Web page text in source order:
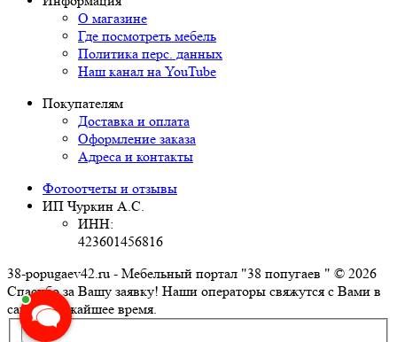
О магазине
Где посмотреть мебель
Политика перс. данных
Наш канал на YouTube
Покупателям
Доставка и оплата
Оформление заказа
Адреса и контакты
Фотоотчеты и отзывы
ИП Чуркин А.С.
ИНН:
423601456816
38-popugaev42.ru - Мебельный портал "38 попугаев " © 2026
Спасибо за Вашу заявку! Наши операторы свяжутся с Вами в
самое ближайшее время.
×